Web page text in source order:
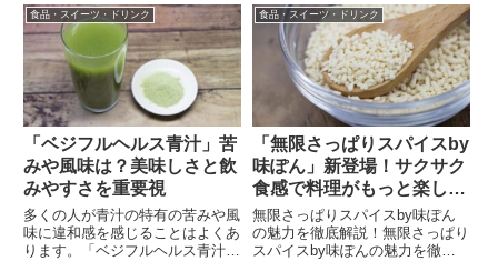
に解説。初心者でも今日からでき
るやさしい防災の始め方を紹介し
ます。
み方・アレンジレシピを紹介しま
す。
食品・スイーツ・ドリンク
「ベジフルヘルス青汁」苦
みや風味は？美味しさと飲
みやすさを重要視
多くの人が青汁の特有の苦みや風
味に違和感を感じることはよくあ
ります。「ベジフルヘルス青汁」
食品・スイーツ・ドリンク
「無限さっぱりスパイスby
味ぽん」新登場！サクサク
食感で料理がもっと楽し
く！
無限さっぱりスパイスby味ぽん
の魅力を徹底解説！無限さっぱり
スパイスby味ぽんの魅力を徹底